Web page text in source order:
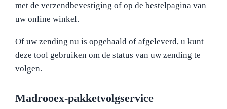
met de verzendbevestiging of op de bestelpagina van
uw online winkel.
Of uw zending nu is opgehaald of afgeleverd, u kunt
deze tool gebruiken om de status van uw zending te
volgen.
Madrooex-pakketvolgservice